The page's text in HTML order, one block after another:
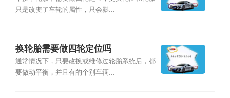
只是改变了车轮的属性，只会影...
换轮胎需要做四轮定位吗
通常情况下，只要改换或维修过轮胎系统后，都
要做动平衡，并且有的个别车辆...